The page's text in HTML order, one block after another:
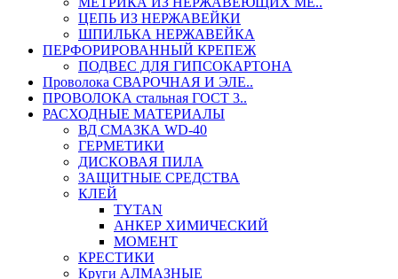
ЦЕПЬ ИЗ НЕРЖАВЕЙКИ
ШПИЛЬКА НЕРЖАВЕЙКА
ПЕРФОРИРОВАННЫЙ КРЕПЕЖ
ПОДВЕС ДЛЯ ГИПСОКАРТОНА
Проволока СВАРОЧНАЯ И ЭЛЕ..
ПРОВОЛОКА стальная ГОСТ 3..
РАСХОДНЫЕ МАТЕРИАЛЫ
ВД СМАЗКА WD-40
ГЕРМЕТИКИ
ДИСКОВАЯ ПИЛА
ЗАЩИТНЫЕ СРЕДСТВА
КЛЕЙ
TYTAN
АНКЕР ХИМИЧЕСКИЙ
МОМЕНТ
КРЕСТИКИ
Круги АЛМАЗНЫЕ